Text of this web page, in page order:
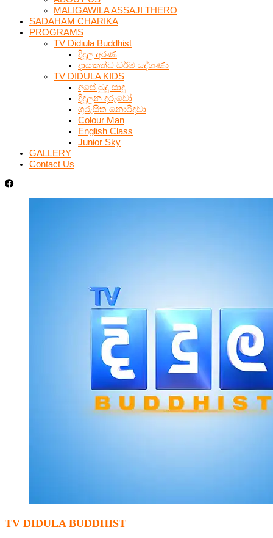
MALIGAWILA ASSAJI THERO
SADAHAM CHARIKA
PROGRAMS
TV Didiula Buddhist
දිදුල අරණ
දායකත්ව ධර්ම දේශණා
TV DIDULA KIDS
අපේ බුදු සාදු
දිදුලන දරුවෝ
ගුරුසිත නොරිදවා
Colour Man
English Class
Junior Sky
GALLERY
Contact Us
TV DIDULA BUDDHIST